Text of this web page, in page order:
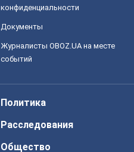
конфиденциальности
Документы
Журналисты OBOZ.UA на месте
событий
Политика
Расследования
Общество